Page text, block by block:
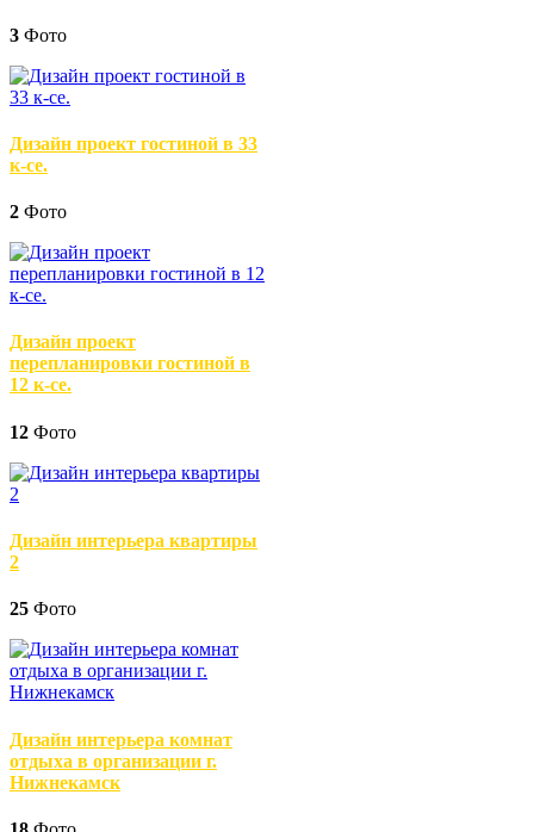
3 Фото
Дизайн проект гостиной в 33
к-се.
2 Фото
Дизайн проект
перепланировки гостиной в
12 к-се.
12 Фото
Дизайн интерьера квартиры
2
25 Фото
Дизайн интерьера комнат
отдыха в организации г.
Нижнекамск